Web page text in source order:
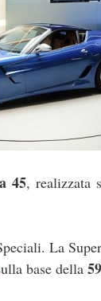
45, realizzata
La
base della